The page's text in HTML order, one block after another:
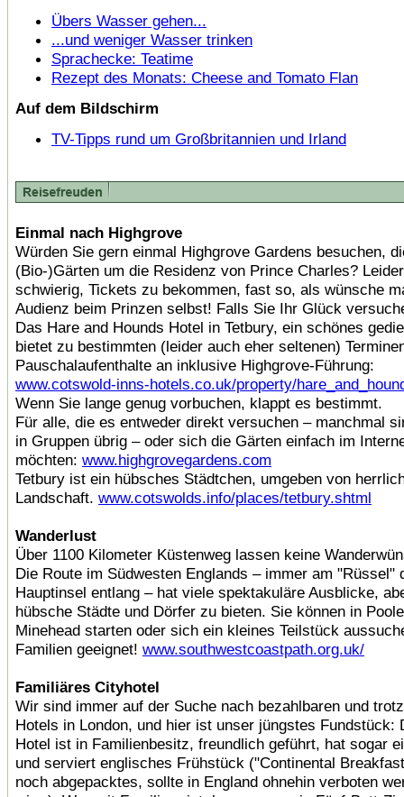
Übers Wasser gehen...
...und weniger Wasser trinken
Sprachecke: Teatime
Rezept des Monats: Cheese and Tomato Flan
Auf dem Bildschirm
TV-Tipps rund um Großbritannien und Irland
Einmal nach Highgrove
Würden Sie gern einmal Highgrove Gardens besuchen,
(Bio-)Gärten um die Residenz von Prince Charles?
schwierig, Tickets zu bekommen, fast so, als wünsche
Audienz beim Prinzen selbst! Falls Sie Ihr Glück
Das Hare and Hounds Hotel in Tetbury, ein schönes
bietet zu bestimmten (leider auch eher seltenen)
Pauschalaufenthalte an inklusive Highgrove-Führung:
www.cotswold-inns-hotels.co.uk/property/
Wenn Sie lange genug vorbuchen, klappt es bestimmt.
Für alle, die es entweder direkt versuchen – manchmal
in Gruppen übrig – oder sich die Gärten einfach im
möchten: www.highgrovegardens.com
Tetbury ist ein hübsches Städtchen, umgeben von
Landschaft. www.cotswolds.info/places/tetbury.shtml
Wanderlust
Über 1100 Kilometer Küstenweg lassen keine
Die Route im Südwesten Englands – immer am "Rüssel"
Hauptinsel entlang – hat viele spektakuläre Ausblicke,
hübsche Städte und Dörfer zu bieten. Sie können in
Minehead starten oder sich ein kleines Teilstück
Familien geeignet! www.southwestcoastpath.org.uk/
Familiäres Cityhotel
Wir sind immer auf der Suche nach bezahlbaren und
Hotels in London, und hier ist unser jüngstes Fundstück:
Hotel ist in Familienbesitz, freundlich geführt, hat sogar
und serviert englisches Frühstück ("Continental
noch abgepacktes, sollte in England ohnehin verboten